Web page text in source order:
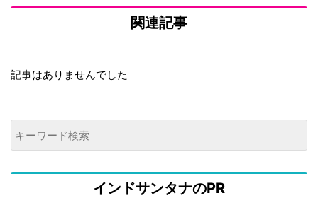
関連記事
記事はありませんでした
インドサンタナのPR